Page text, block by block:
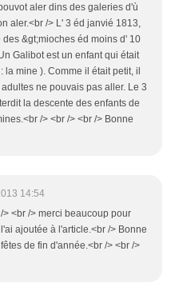
aler dins des galeries d'ù
aler.<br /> L' 3 éd janvié 1813,
&gt;mioches éd moins d' 10
Galibot est un enfant qui était
la mine ). Comme il était petit, il
ne pouvais pas aller. Le 3
la descente des enfants de
/> <br /> <br /> Bonne
14:54
<br /> merci beaucoup pour
ajoutée à l'article.<br /> Bonne
de fin d'année.<br /> <br />